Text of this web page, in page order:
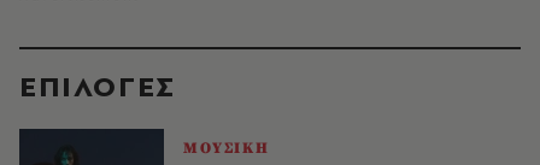
EΠΙΛΟΓΈΣ
ΜΟΥΣΙΚΗ